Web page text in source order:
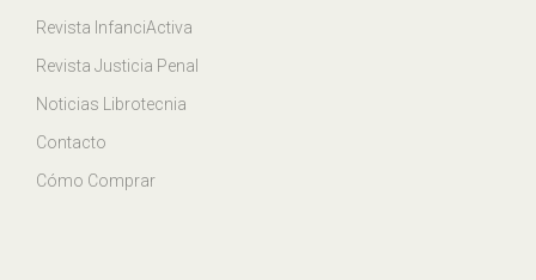
Revista InfanciActiva
Revista Justicia Penal
Noticias Librotecnia
Contacto
Cómo Comprar